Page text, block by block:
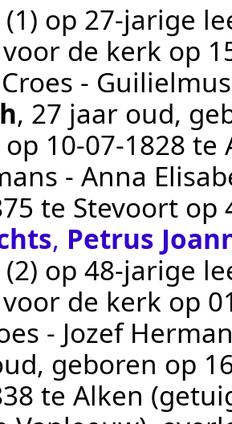
(1) op 27-jarige
de kerk op
-
, 27 jaar oud,
10‑07‑1828 te
- Anna
te Stevoort op
, Petrus
(2) op 48-jarige
de kerk op
- Jozef
geboren op
teAlken